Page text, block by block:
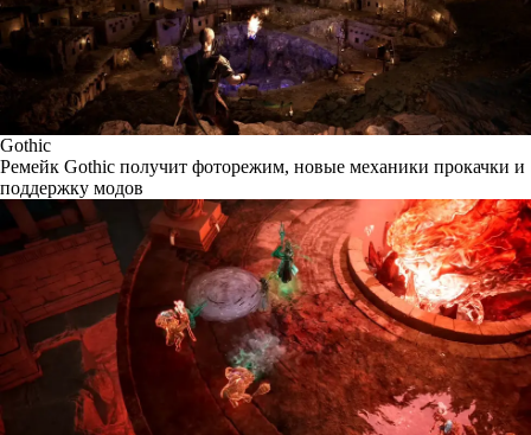
Gothic
Ремейк Gothic получит фоторежим, новые механики прокачки и
поддержку модов